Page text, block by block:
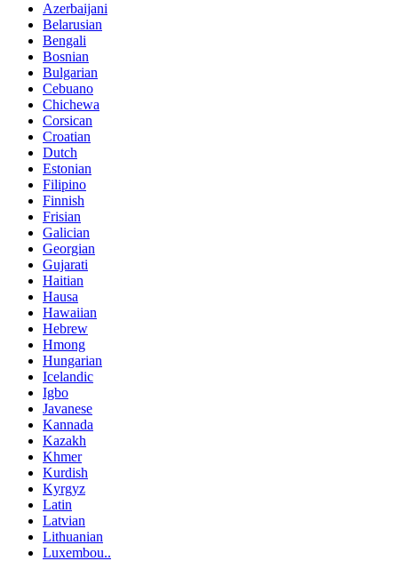
Azerbaijani
Belarusian
Bengali
Bosnian
Bulgarian
Cebuano
Chichewa
Corsican
Croatian
Dutch
Estonian
Filipino
Finnish
Frisian
Galician
Georgian
Gujarati
Haitian
Hausa
Hawaiian
Hebrew
Hmong
Hungarian
Icelandic
Igbo
Javanese
Kannada
Kazakh
Khmer
Kurdish
Kyrgyz
Latin
Latvian
Lithuanian
Luxembou..